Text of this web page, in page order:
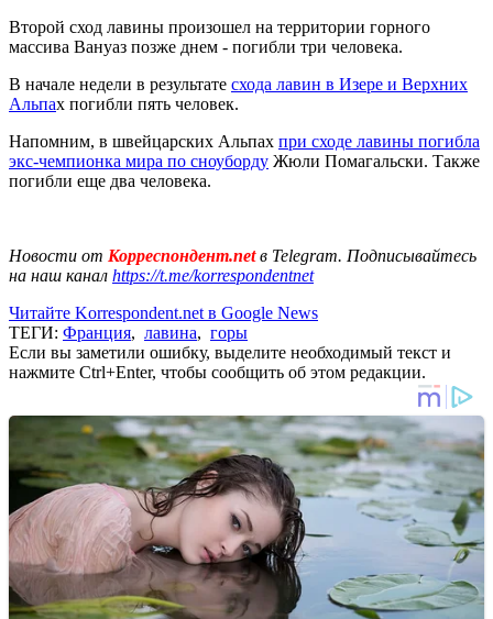
Второй сход лавины произошел на территории горного
массива Вануаз позже днем - погибли три человека.
В начале недели в результате схода лавин в Изере и Верхних
Альпах погибли пять человек.
Напомним, в швейцарских Альпах при сходе лавины погибла
экс-чемпионка мира по сноуборду Жюли Помагальски. Также
погибли еще два человека.
Новости от Корреспондент.netв Telegram. Подписывайтесь
на наш канал https://t.me/korrespondentnet
Читайте Korrespondent.net в Google News
ТЕГИ: Франция, лавина, горы
Если вы заметили ошибку, выделите необходимый текст и
нажмите Ctrl+Enter, чтобы сообщить об этом редакции.